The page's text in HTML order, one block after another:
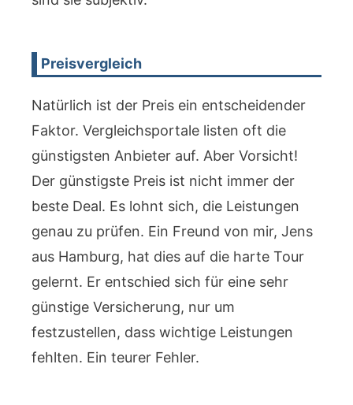
Preisvergleich
Natürlich ist der Preis ein entscheidender
Faktor. Vergleichsportale listen oft die
günstigsten Anbieter auf. Aber Vorsicht!
Der günstigste Preis ist nicht immer der
beste Deal. Es lohnt sich, die Leistungen
genau zu prüfen. Ein Freund von mir, Jens
aus Hamburg, hat dies auf die harte Tour
gelernt. Er entschied sich für eine sehr
günstige Versicherung, nur um
festzustellen, dass wichtige Leistungen
fehlten. Ein teurer Fehler.